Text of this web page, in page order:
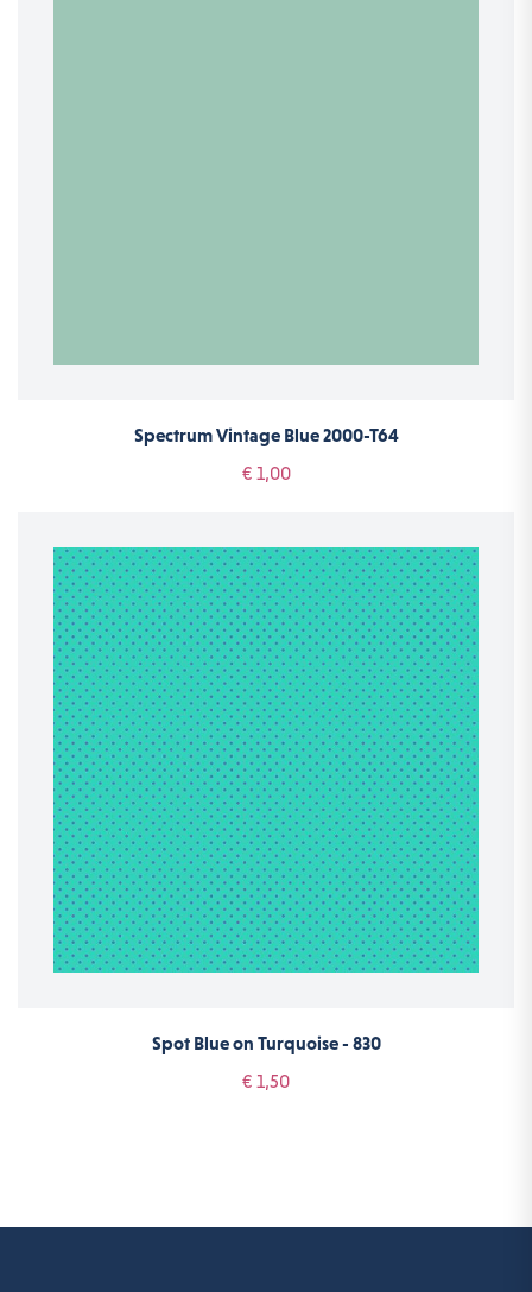
Spectrum Vintage Blue 2000-T64
€ 1,00
Spot Blue on Turquoise - 830
€ 1,50